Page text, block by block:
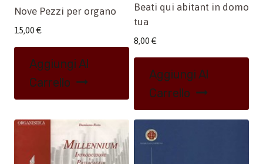
Nove Pezzi per organo
15,00 €
Aggiungi Al
Carrello
Beati qui abitant in domo
tua
8,00 €
Aggiungi Al
Carrello